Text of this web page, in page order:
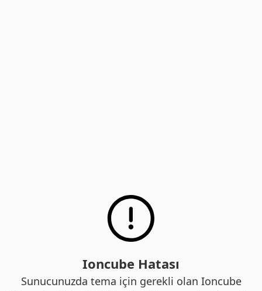
Ioncube Hatası
Sunucunuzda tema için gerekli olan Ioncube